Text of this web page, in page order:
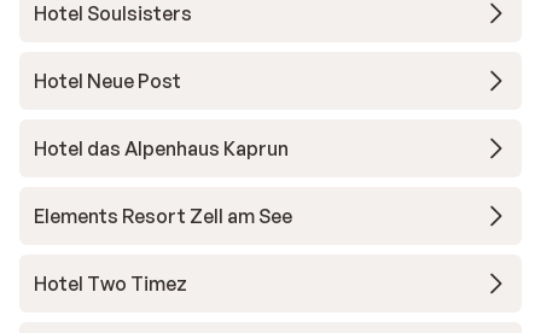
Hotel Soulsisters
Hotel Neue Post
Hotel das Alpenhaus Kaprun
Elements Resort Zell am See
Hotel Two Timez